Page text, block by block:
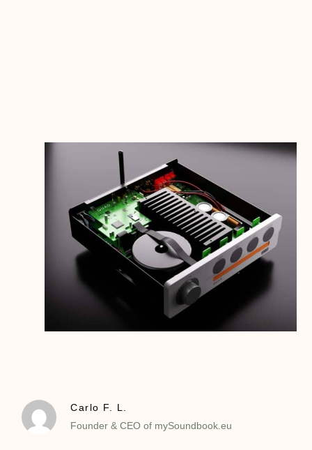
Carlo F. L.
Founder & CEO of mySoundbook.eu